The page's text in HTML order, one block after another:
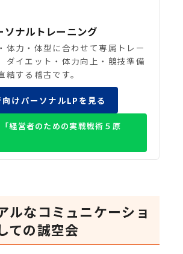
ソナルトレーニング
体力・体型に合わせて専属トレー
ダイエット・体力向上・競技準備
結する稽古です。
けパーソナルLPを見る
経営者のための実戦戦術５原
ルなコミュニケーショ
ての誠空会